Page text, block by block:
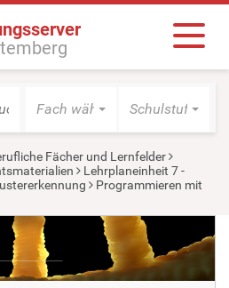
Fach wählen Schulstufe
Fächer und Lernfelder
Lehrplaneinheit 7 -
Programmieren mit